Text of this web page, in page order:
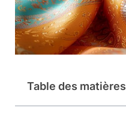
Table des matières